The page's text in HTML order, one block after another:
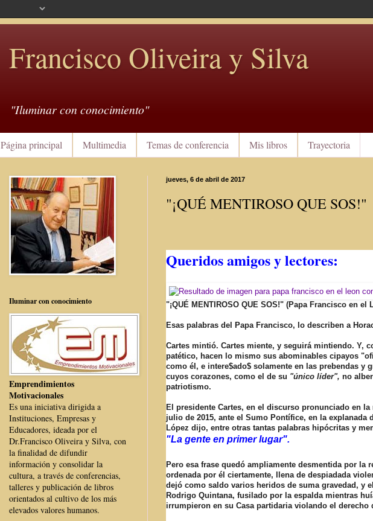
Francisco Oliveira y Silva
"Iluminar con conocimiento"
Página principal Multimedia Temas de conferencia Mis libros Trayectoria
jueves, 6 de abril de 2017
"¡QUÉ MENTIROSO QUE SOS!"
Queridos amigos y lectores:
"¡QUÉ MENTIROSO QUE SOS!" (Papa Francisco en el
Esas palabras del Papa Francisco, lo describen a
Cartes mintió. Cartes miente, y seguirá mintiendo. Y,
patético, hacen lo mismo sus abominables cipayos
como él, e intere$ado$ solamente en las prebendas y
cuyos corazones, como el de su "único líder", no
patriotismo.
El presidente Cartes, en el discurso pronunciado en la
julio de 2015, ante el Sumo Pontífice, en la explanada
López dijo, entre otras tantas palabras hipócritas y
"La gente en primer lugar".
Pero esa frase quedó ampliamente desmentida por la
ordenada por él ciertamente, llena de despiadada
dejó como saldo varios heridos de suma gravedad, y
Rodrigo Quintana, fusilado por la espalda mientras
irrumpieron en su Casa partidaria violando el derecho
Iluminar con conocimiento
Emprendimientos
Motivacionales
Es una iniciativa dirigida a
Instituciones, Empresas y
Educadores, ideada por el
Dr.Francisco Oliveira y Silva, con
la finalidad de difundir
información y consolidar la
cultura, a través de conferencias,
talleres y publicación de libros
orientados al cultivo de los más
elevados valores humanos.